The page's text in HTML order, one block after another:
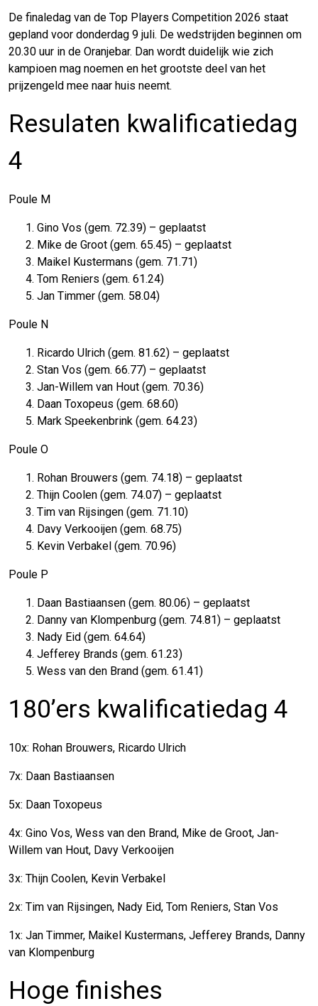
De finaledag van de Top Players Competition 2026 staat
gepland voor donderdag 9 juli. De wedstrijden beginnen om
20.30 uur in de Oranjebar. Dan wordt duidelijk wie zich
kampioen mag noemen en het grootste deel van het
prijzengeld mee naar huis neemt.
Resulaten kwalificatiedag
4
Poule M
Gino Vos (gem. 72.39) – geplaatst
Mike de Groot (gem. 65.45) – geplaatst
Maikel Kustermans (gem. 71.71)
Tom Reniers (gem. 61.24)
Jan Timmer (gem. 58.04)
Poule N
Ricardo Ulrich (gem. 81.62) – geplaatst
Stan Vos (gem. 66.77) – geplaatst
Jan-Willem van Hout (gem. 70.36)
Daan Toxopeus (gem. 68.60)
Mark Speekenbrink (gem. 64.23)
Poule O
Rohan Brouwers (gem. 74.18) – geplaatst
Thijn Coolen (gem. 74.07) – geplaatst
Tim van Rijsingen (gem. 71.10)
Davy Verkooijen (gem. 68.75)
Kevin Verbakel (gem. 70.96)
Poule P
Daan Bastiaansen (gem. 80.06) – geplaatst
Danny van Klompenburg (gem. 74.81) – geplaatst
Nady Eid (gem. 64.64)
Jefferey Brands (gem. 61.23)
Wess van den Brand (gem. 61.41)
180’ers kwalificatiedag 4
10x: Rohan Brouwers, Ricardo Ulrich
7x: Daan Bastiaansen
5x: Daan Toxopeus
4x: Gino Vos, Wess van den Brand, Mike de Groot, Jan-
Willem van Hout, Davy Verkooijen
3x: Thijn Coolen, Kevin Verbakel
2x: Tim van Rijsingen, Nady Eid, Tom Reniers, Stan Vos
1x: Jan Timmer, Maikel Kustermans, Jefferey Brands, Danny
van Klompenburg
Hoge finishes